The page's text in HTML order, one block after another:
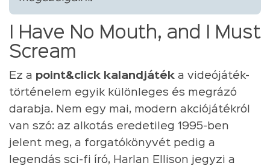
I Have No Mouth, and I Must
Scream
Ez a point&click kalandjáték a videójáték-
történelem egyik különleges és megrázó
darabja. Nem egy mai, modern akciójátékról
van szó: az alkotás eredetileg 1995-ben
jelent meg, a forgatókönyvét pedig a
legendás sci-fi író, Harlan Ellison jegyzi a